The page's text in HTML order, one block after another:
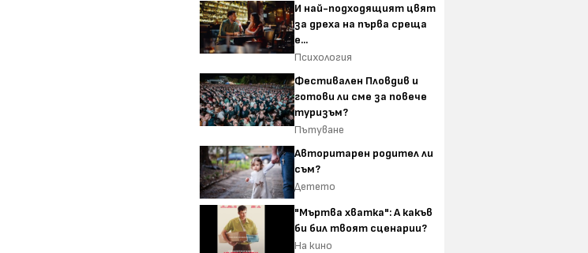
И най-подходящият цвят
за дреха на първа среща
е...
Психология
Фестивален Пловдив и
готови ли сме за повече
туризъм?
Пътуване
Авторитарен родител ли
съм?
Детето
"Мъртва хватка": А какъв
би бил твоят сценарии?
На кино